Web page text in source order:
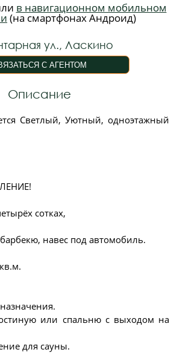
в навигационном мобильном
(на смартфонах Андроид)
ул., Ласкино
Описание
Светлый, Уютный, одноэтажный
сотках,
навес под автомобиль.
или спальню с выходом на
для сауны.